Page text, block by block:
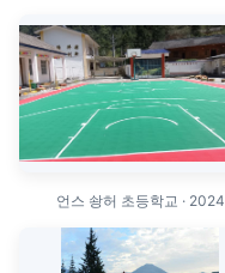
언스 솽허 초등학교 · 2024